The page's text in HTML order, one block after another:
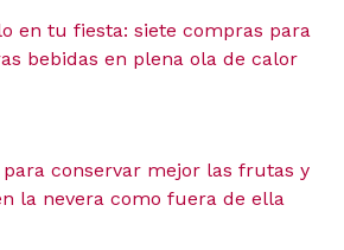
en tu fiesta: siete compras para
bebidas en plena ola de calor
para conservar mejor las frutas y
la nevera como fuera de ella